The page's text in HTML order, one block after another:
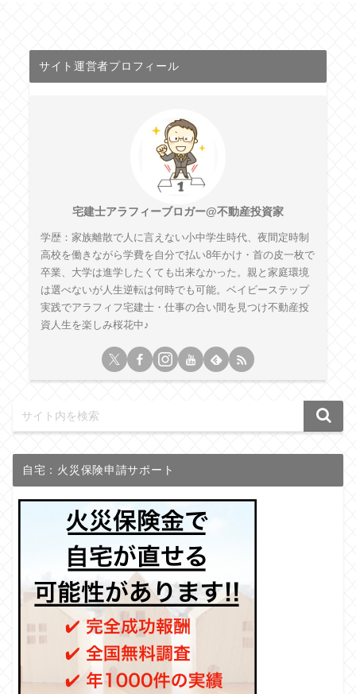
サイト運営者プロフィール
宅建士アラフィーブロガー@不動産投資家
学歴：家族離散で人に言えない小中学生時代、夜間定時制
高校を働きながら学費を自分で払い8年かけ・首の皮一枚で
卒業、大学は進学したくても出来なかった。親と家庭環境
は選べないが人生逆転は何時でも可能。ベイビーステップ
実践でアラフィフ宅建士・仕事の合い間を見つけ不動産投
資人生を楽しみ桜花中♪
自宅：火災保険申請サポート